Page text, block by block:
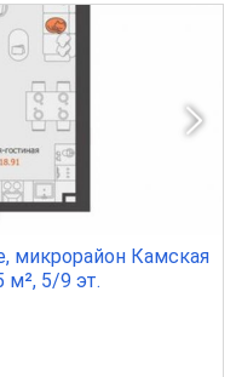
микрорайон Камская
5/9 эт.